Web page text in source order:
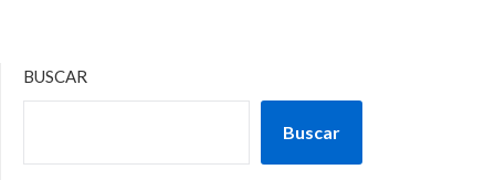
BUSCAR
Buscar